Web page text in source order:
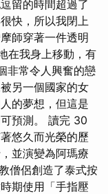
留的時間超過了
快，所以我閉上
師穿著一件透明
在我身上移動，有
非常令人興奮的戀
另一個國家的女
的夢想，但這是
預測。 讀完 30
悠久而光榮的歷
並演變為阿瑪療
僧侶創造了泰式按
期使用「手指壓